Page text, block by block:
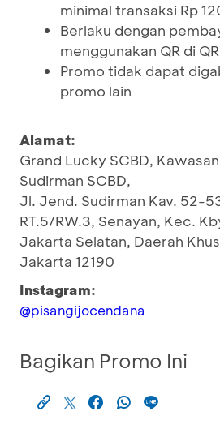
minimal transaksi Rp
Berlaku dengan
menggunakan QR di
Promo tidak dapat
promo lain
Alamat:
Grand Lucky SCBD,
Sudirman SCBD,
Jl. Jend. Sudirman Kav. 52-
RT.5/RW.3, Senayan, Kec.
Jakarta Selatan, Daerah
Jakarta 12190
Instagram:
@pisangijocendana
Bagikan Promo Ini